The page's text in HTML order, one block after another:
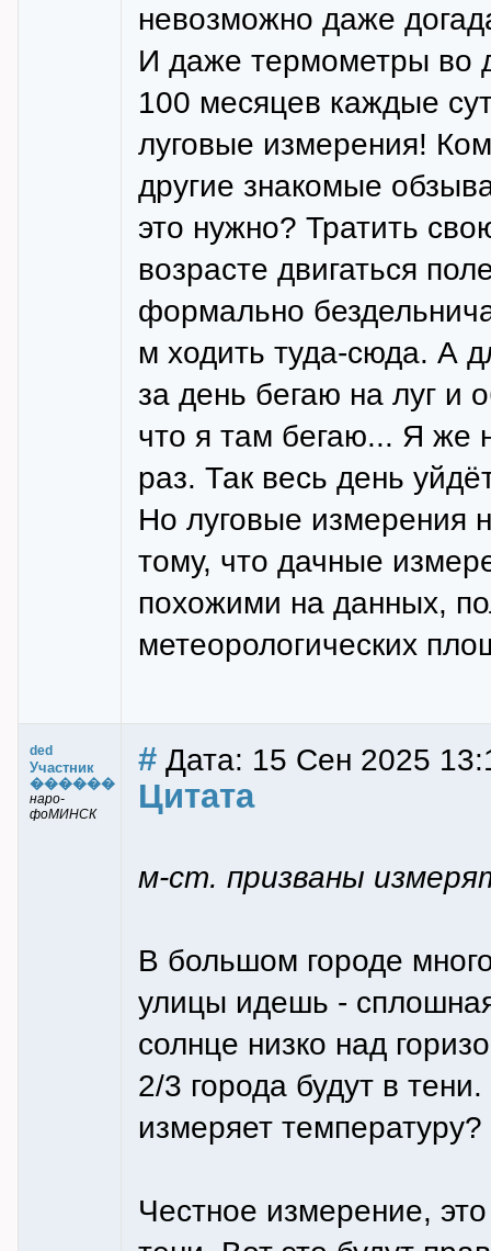
невозможно даже
И даже термометры во
100 месяцев каждые
луговые измерения!
другие знакомые
это нужно? Тратить
возрасте двигаться
формально
м ходить туда-сюда. А
за день бегаю на луг и
что я там бегаю... Я же
раз. Так весь день
Но луговые измерения
тому, что дачные
похожими на данных,
метеорологических
ded
Участник
������
наро-
фоМИНСК
# Дата: 15 Сен 2025
Цитата
м-ст. призваны
В большом городе
улицы идешь -
солнце низко над
2/3 города будут в
измеряет
Честное измерение,